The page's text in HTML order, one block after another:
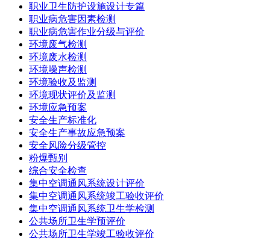
职业卫生防护设施设计专篇
职业病危害因素检测
职业病危害作业分级与评价
环境废气检测
环境废水检测
环境噪声检测
环境验收及监测
环境现状评价及监测
环境应急预案
安全生产标准化
安全生产事故应急预案
安全风险分级管控
粉爆甄别
综合安全检查
集中空调通风系统设计评价
集中空调通风系统竣工验收评价
集中空调通风系统卫生学检测
公共场所卫生学预评价
公共场所卫生学竣工验收评价